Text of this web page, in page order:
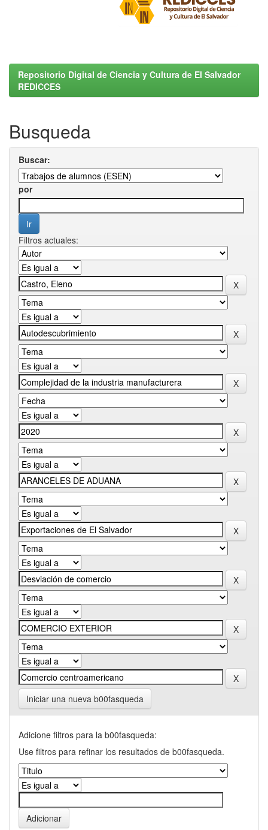
Repositorio Digital de Ciencia y Cultura de El Salvador
REDICCES
Busqueda
Buscar:
por
Filtros actuales:
Iniciar una nueva b00fasqueda
Adicione filtros para la b00fasqueda:
Use filtros para refinar los resultados de b00fasqueda.